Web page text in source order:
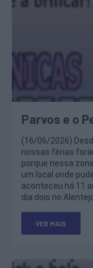
Parvos e o
(16/06/2026)
nossas férias
porque nessa
um local onde
aconteceu há 11
dia dois no
VER MAIS